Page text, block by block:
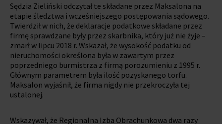
Sędzia Zieliński odczytał te składane przez Maksalona na
etapie śledztwa i wcześniejszego postępowania sądowego.
Twierdził w nich, że deklaracje podatkowe składane przez
firmę sprawdzane były przez skarbnika, który już nie żyje –
zmarł w lipcu 2018 r. Wskazał, że wysokość podatku od
nieruchomości określona była w zawartym przez
poprzedniego burmistrza z firmą porozumieniu z 1995 r.
Głównym parametrem była ilość pozyskanego torfu.
Maksalon wyjaśnił, że firma nigdy nie przekroczyła tej
ustalonej.
Wskazywał, że Regionalna Izba Obrachunkowa dwa razy